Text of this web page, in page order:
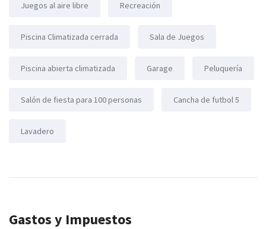
Juegos al aire libre Recreación
Piscina Climatizada cerrada Sala de Juegos
Piscina abierta climatizada Garage Peluquería
Salón de fiesta para 100 personas Cancha de futbol 5
Lavadero
Gastos y Impuestos